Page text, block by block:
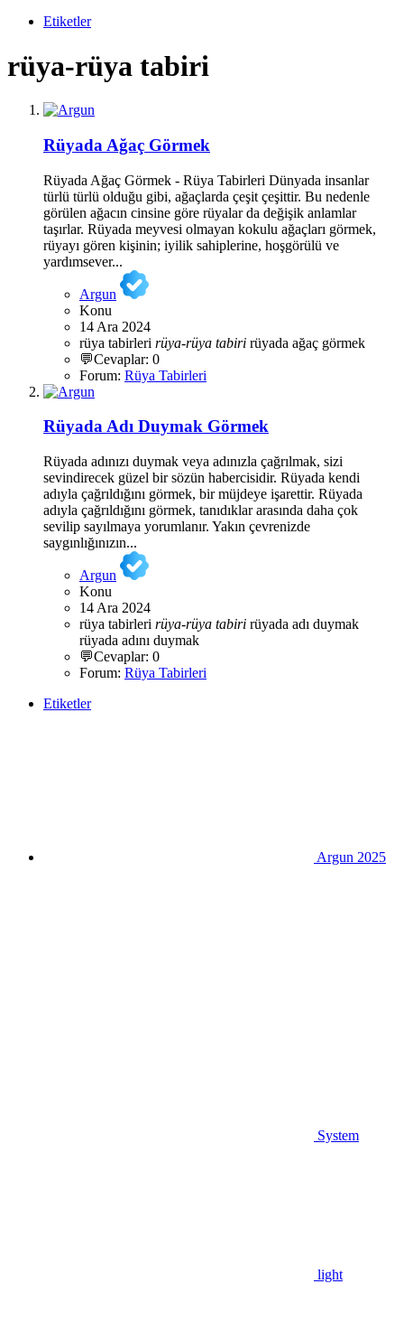
Etiketler
rüya-rüya tabiri
Rüyada Ağaç Görmek
Rüyada Ağaç Görmek - Rüya Tabirleri Dünyada insanlar
türlü türlü olduğu gibi, ağaçlarda çeşit çeşittir. Bu nedenle
görülen ağacın cinsine göre rüyalar da değişik anlamlar
taşırlar. Rüyada meyvesi olmayan kokulu ağaçları görmek,
rüyayı gören kişinin; iyilik sahiplerine, hoşgörülü ve
yardımsever...
Argun
Konu
14 Ara 2024
rüya tabirleri rüya-rüya tabiri rüyada ağaç görmek
💬Cevaplar: 0
Forum: Rüya Tabirleri
Rüyada Adı Duymak Görmek
Rüyada adınızı duymak veya adınızla çağrılmak, sizi
sevindirecek güzel bir sözün habercisidir. Rüyada kendi
adıyla çağrıldığını görmek, bir müjdeye işarettir. Rüyada
adıyla çağrıldığını görmek, tanıdıklar arasında daha çok
sevilip sayılmaya yorumlanır. Yakın çevrenizde
saygınlığınızın...
Argun
Konu
14 Ara 2024
rüya tabirleri rüya-rüya tabiri rüyada adı duymak
rüyada adını duymak
💬Cevaplar: 0
Forum: Rüya Tabirleri
Etiketler
Argun 2025
System
light